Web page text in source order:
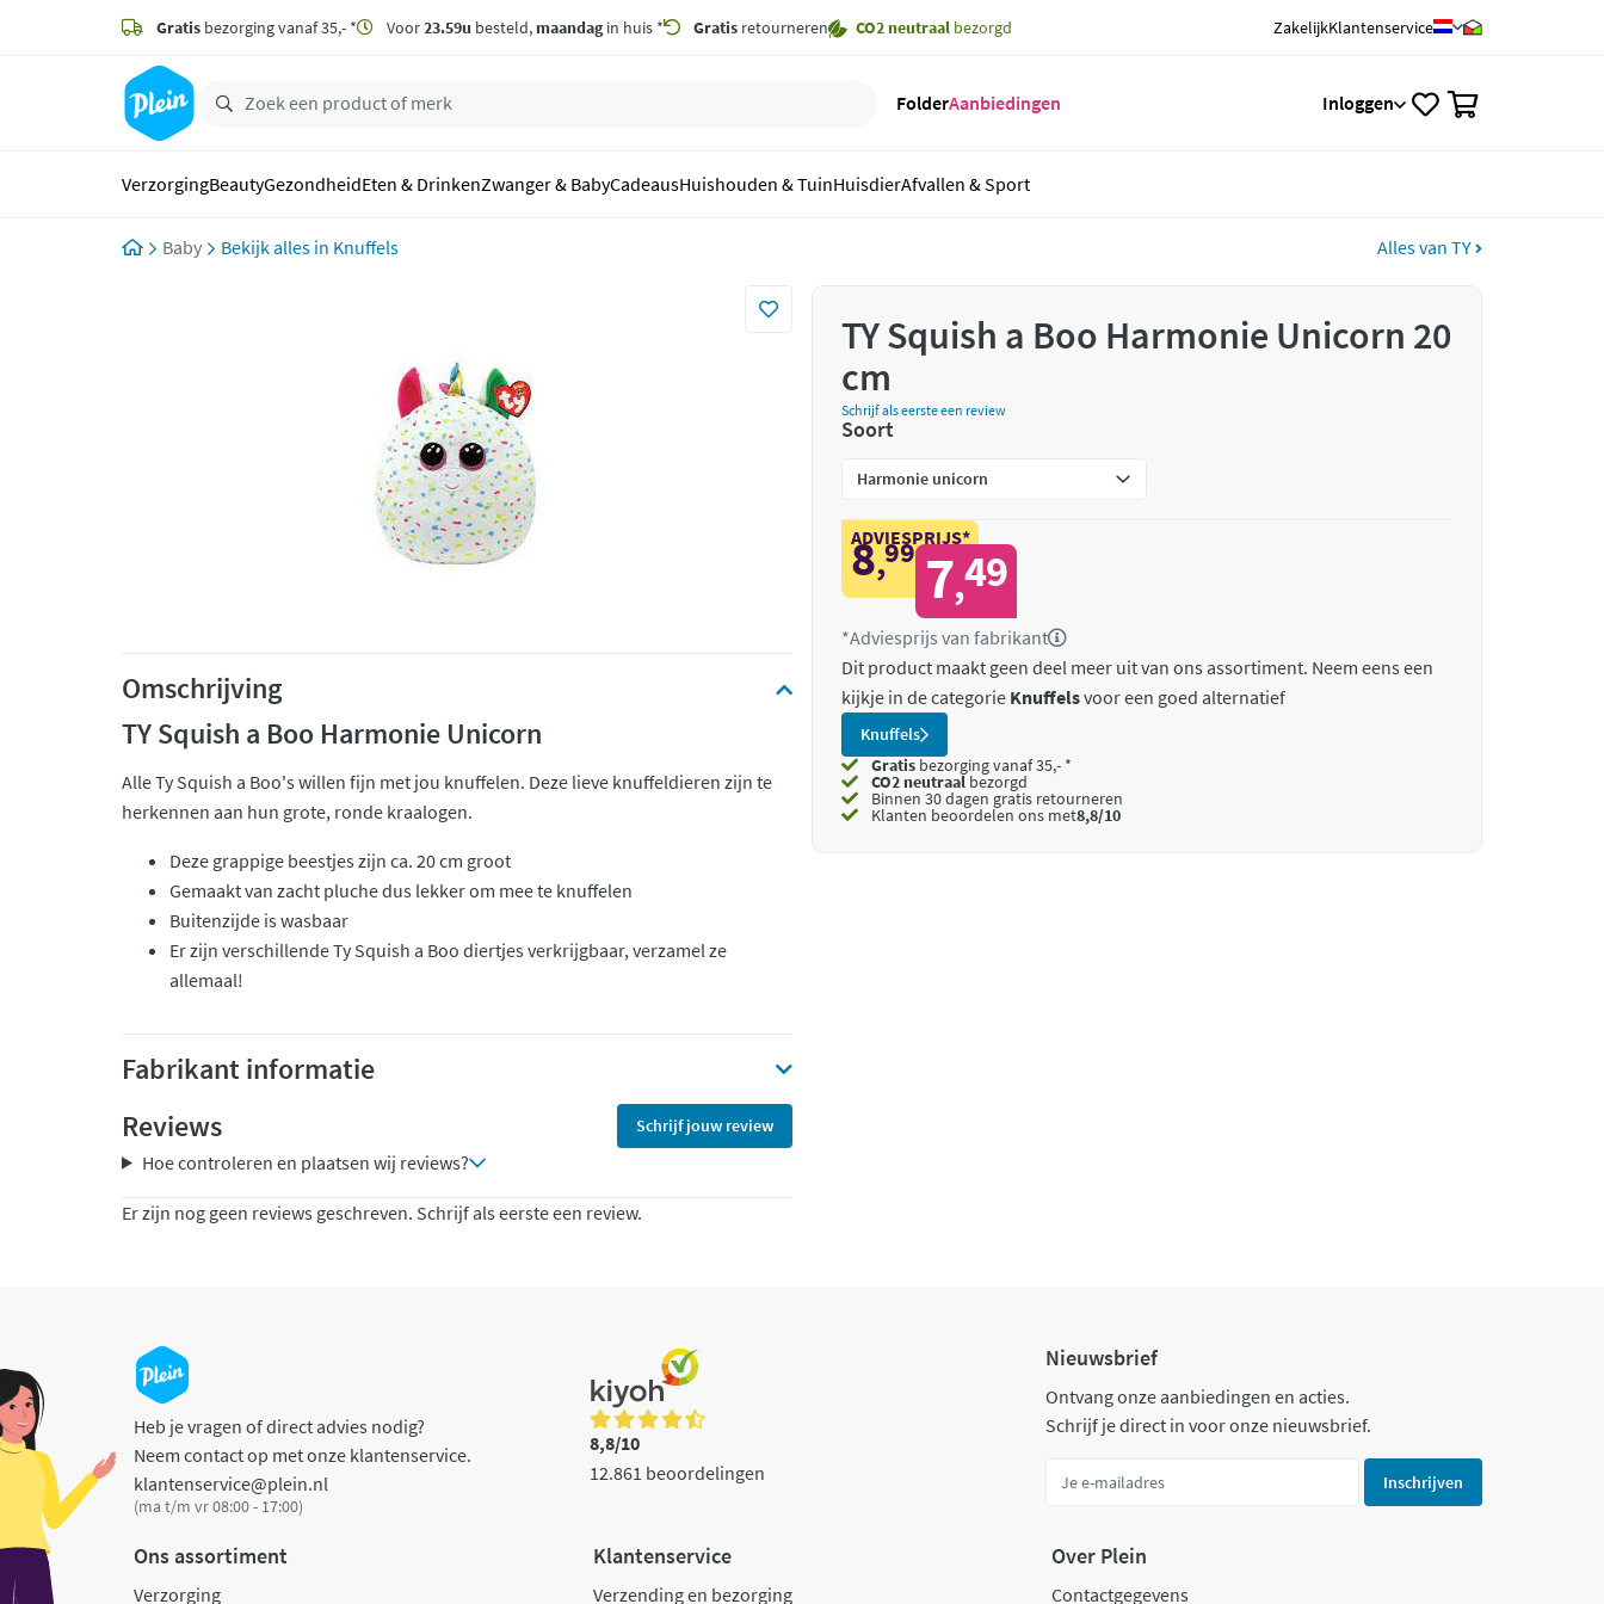
zoeken
hoofdinhoud
Gratis bezorging vanaf 35,- * Voor23.59u besteld, maandagin huis * Gratis retourneren CO2 neutraal bezorgd ZakelijkKlantenservice
FolderAanbiedingen Inloggen
VerzorgingBeautyGezondheidEten & DrinkenZwanger & BabyCadeausHuishouden & TuinHuisdierAfvallen & Sport
Baby Knuffels Alles van TY
Omschrijving
TY Squish a Boo Harmonie Unicorn
Alle Ty Squish a Boo's willen fijn met jou knuffelen. Deze lieve knuffeldieren zijn te
herkennen aan hun grote, ronde kraalogen.
Deze grappige beestjes zijn ca. 20 cm groot
Gemaakt van zacht pluche dus lekker om mee te knuffelen
Buitenzijde is wasbaar
Er zijn verschillende Ty Squish a Boo diertjes verkrijgbaar, verzamel ze
allemaal!
Fabrikant informatie
Reviews
Schrijf jouw review
Hoe controleren en plaatsen wij reviews?
Er zijn nog geen reviews geschreven. Schrijf als eerste een review.
TY Squish a Boo Harmonie Unicorn 20
cm
Schrijf als eerste een review
Soort
ADVIESPRIJS*
8,99 7,49
*Adviesprijs van fabrikant
Dit product maakt geen deel meer uit van ons assortiment. Neem eens een
kijkje in de categorie Knuffelsvoor een goed alternatief
Knuffels
Gratis bezorging vanaf 35,- *
CO2 neutraalbezorgd
Binnen 30 dagen gratis retourneren
Klanten beoordelen ons met8,8/10
Heb je vragen of direct advies nodig?
Neem contact op met onze klantenservice.
klantenservice@plein.nl
(ma t/m vr 08:00 - 17:00)
8,8/10
12.861 beoordelingen
Nieuwsbrief
Ontvang onze aanbiedingen en acties.
Schrijf je direct in voor onze nieuwsbrief.
Inschrijven
Ons assortiment
Verzorging
Klantenservice
Verzending en bezorging
Over Plein
Contactgegevens